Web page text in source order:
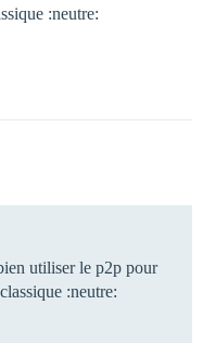
:neutre:
utiliser le p2p pour
:neutre: